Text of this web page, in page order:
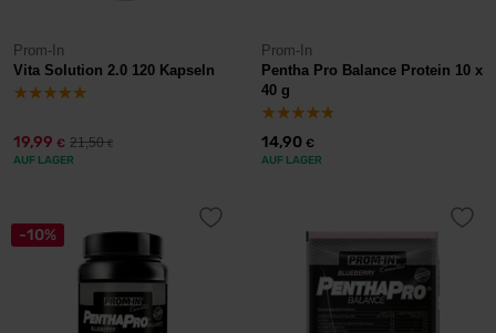
Prom-In
Vita Solution 2.0 120 Kapseln
19,99 € 21,50€
AUF LAGER
Prom-In
Pentha Pro Balance Protein 10 x
40 g
14,90 €
AUF LAGER
-10%